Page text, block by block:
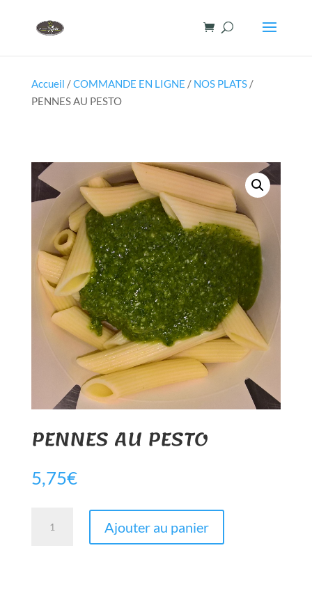
Accueil /COMMANDE EN LIGNE / NOS PLATS/
PENNES AU PESTO
PENNES AU PESTO
5,75€
Ajouter au panier